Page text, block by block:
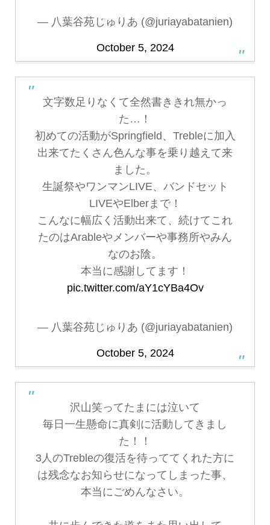
— 八葉谷苑じゅりあ (@juriayabatanien)
October 5, 2024
文字数足りなくて全然書ききれ無かっ
た…！
初めての活動がSpringfield、Trebleに加入
出来てたくさん色んな事を乗り越えて来
ました。
生誕祭やワンマンLIVE、バンドセット
LIVEやElberまで！
こんなに幅広く活動出来て、続けてこれ
たのはArableやメンバーや事務所やみん
なのお陰。
本当に感謝してます！
pic.twitter.com/aY1cYBa4Ov
— 八葉谷苑じゅりあ (@juriayabatanien)
October 5, 2024
沢山笑ってたまには泣いて
毎日一生懸命に真剣に活動してきまし
た！！
3人のTrebleの復活を待っててくれた方に
は残念なお知らせになってしまった事、
本当にごめんなさい。